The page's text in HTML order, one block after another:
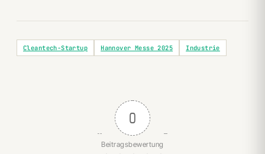
Cleantech-Startup Hannover Messe 2025 Industrie
0
Beitragsbewertung